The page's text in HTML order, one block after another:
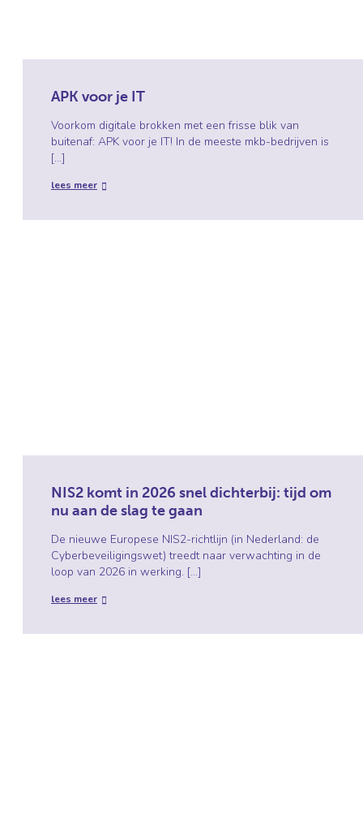
APK voor je IT
Voorkom digitale brokken met een frisse blik van
buitenaf: APK voor je IT! In de meeste mkb-bedrijven is
[…]
lees meer
NIS2 komt in 2026 snel dichterbij: tijd om
nu aan de slag te gaan
De nieuwe Europese NIS2-richtlijn (in Nederland: de
Cyberbeveiligingswet) treedt naar verwachting in de
loop van 2026 in werking. […]
lees meer